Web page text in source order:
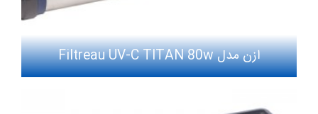
ازن مدل Filtreau UV-C TITAN 80w